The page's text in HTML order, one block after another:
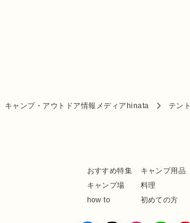
キャンプ・アウトドア情報メディアhinata テント
おすすめ特集
キャンプ用品
キャンプ場
料理
how to
初めての方